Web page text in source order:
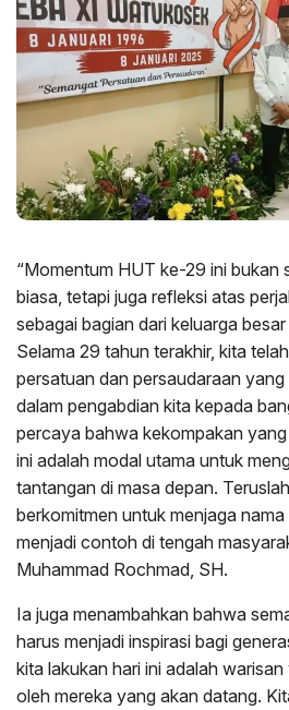
“Momentum HUT ke-29 ini bukan
biasa, tetapi juga refleksi atas
sebagai bagian dari keluarga
Selama 29 tahun terakhir, kita
persatuan dan persaudaraan
dalam pengabdian kita kepada
percaya bahwa kekompakan
ini adalah modal utama untuk
tantangan di masa depan.
berkomitmen untuk menjaga
menjadi contoh di tengah
Muhammad Rochmad, SH.
Ia juga menambahkan bahwa
harus menjadi inspirasi bagi
kita lakukan hari ini adalah
oleh mereka yang akan datang.